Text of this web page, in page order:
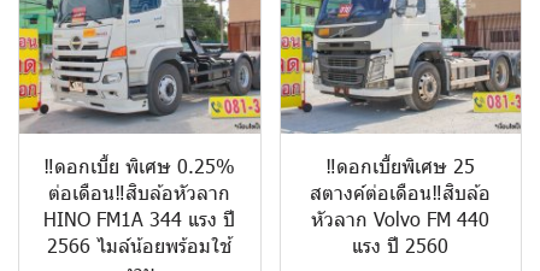
‼️ดอกเบี้ย พิเศษ 0.25%
ต่อเดือน‼️สิบล้อหัวลาก
HINO FM1A 344 แรง ปี
2566 ไมล์น้อยพร้อมใช้
‼️ดอกเบี้ยพิเศษ 25
สตางค์ต่อเดือน‼️สิบล้อ
หัวลาก Volvo FM 440
แรง ปี 2560